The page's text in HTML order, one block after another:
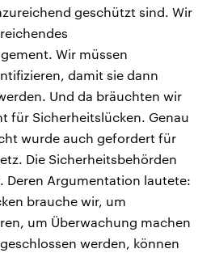
geschützt sind. Wir
Wir müssen
damit sie dann
Und da bräuchten wir
für Sicherheitslücken. Genau
wurde auch gefordert für
Die Sicherheitsbehörden
Deren Argumentation lautete:
brauche wir, um
um Überwachung machen
werden, können